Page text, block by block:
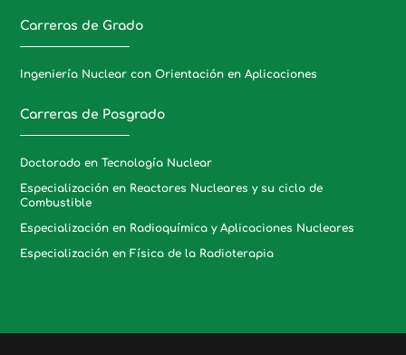
Carreras de Grado
Ingeniería Nuclear con Orientación en Aplicaciones
Carreras de Posgrado
Doctorado en Tecnología Nuclear
Especialización en Reactores Nucleares y su ciclo de
Combustible
Especialización en Radioquímica y Aplicaciones Nucleares
Especialización en Física de la Radioterapia